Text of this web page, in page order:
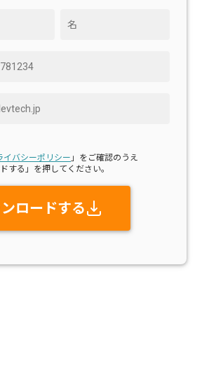
イバシーポリシー 」をご確認のうえ
する」を押してください。
ロードする